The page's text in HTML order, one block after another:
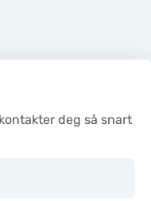
deg så snart